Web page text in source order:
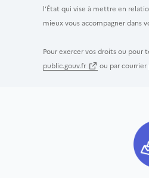
l’État qui vise à mettre en
mieux vous accompagner dans
Pour exercer vos droits ou
public.gouv.fr
ou par courrier